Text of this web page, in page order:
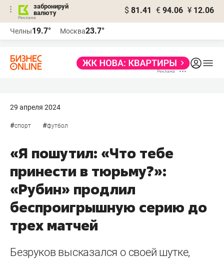
забронируй
валюту
$ 81.41 € 94.06 ¥ 12.06
Челны19.7° Москва23.7°
29 апреля 2024
#спорт #футбол
«Я пошутил: «Что тебе
принести в тюрьму?»:
«Рубин» продлил
беспроигрышную серию до
трех матчей
Безруков высказался о своей шутке,